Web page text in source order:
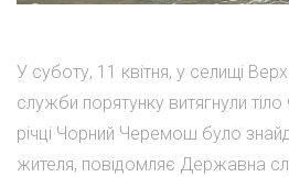
У суботу, 11 квітня, у селищі
служби порятунку витягнули
річці Чорний Черемош було
жителя, повідомляє Державна